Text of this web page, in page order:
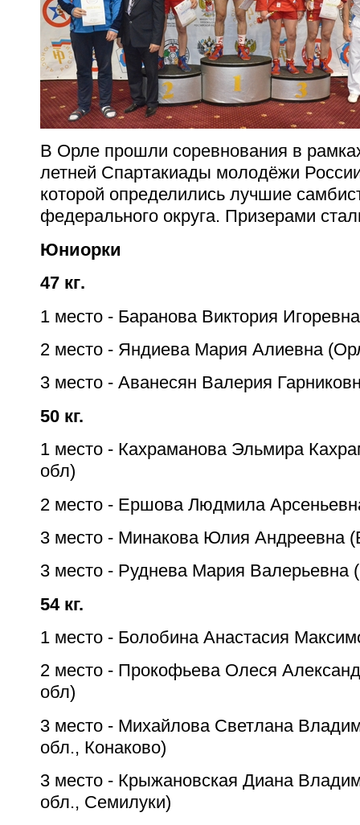
В Орле прошли соревнования в
летней Спартакиады молодёжи
которой определились лучшие
федерального округа. Призерами
Юниорки
47 кг.
1 место - Баранова Виктория
2 место - Яндиева Мария Алиевна
3 место - Аванесян Валерия
50 кг.
1 место - Кахраманова Эльмира
обл)
2 место - Ершова Людмила
3 место - Минакова Юлия Андреевна
3 место - Руднева Мария Валерьевна
54 кг.
1 место - Болобина Анастасия
2 место - Прокофьева Олеся
обл)
3 место - Михайлова Светлана
обл., Конаково)
3 место - Крыжановская Диана
обл., Семилуки)